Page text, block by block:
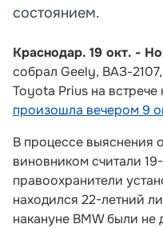
состоянием.
Краснодар. 19 окт. -
собрал Geely, ВАЗ-
Toyota Prius на встрече
произошла вечером 9
В процессе выяснения
виновником считали
правоохранители
находился 22-летний
накануне BMW были